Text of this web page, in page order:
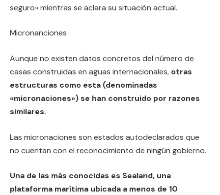
seguro» mientras se aclara su situación actual.
Micronanciones
Aunque no existen datos concretos del número de
casas construidas en aguas internacionales, otras
estructuras como esta (denominadas
«micronaciones») se han construido por razones
similares.
Las micronaciones son estados autodeclarados que
no cuentan con el reconocimiento de ningún gobierno.
Una de las más conocidas es Sealand, una
plataforma marítima ubicada a menos de 10